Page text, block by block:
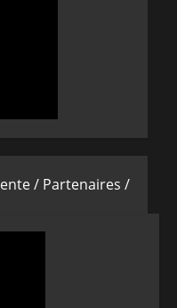
/ Partenaires /